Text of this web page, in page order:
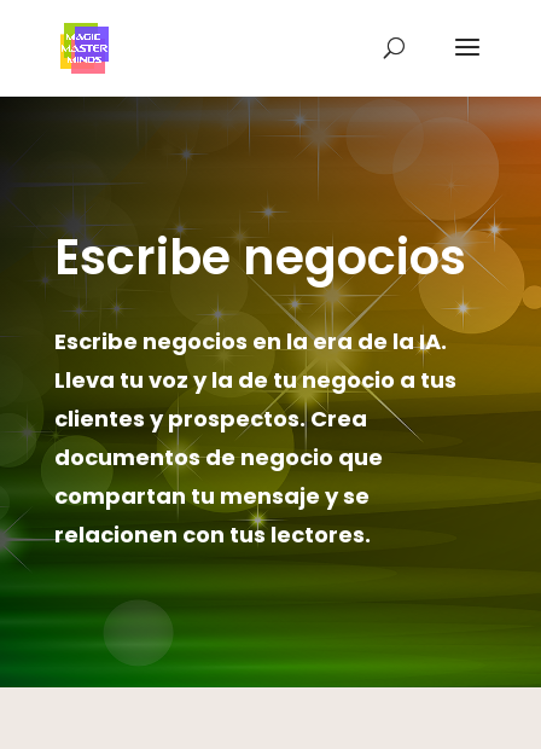
Escribe negocios
Escribe negocios en la era de la IA.
Lleva tu voz y la de tu negocio a tus
clientes y prospectos. Crea
documentos de negocio que
compartan tu mensaje y se
relacionen con tus lectores.